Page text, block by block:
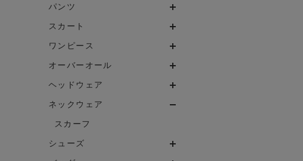
パンツ
スカート
ワンピース
オーバーオール
ヘッドウェア
ネックウェア
スカーフ
シューズ